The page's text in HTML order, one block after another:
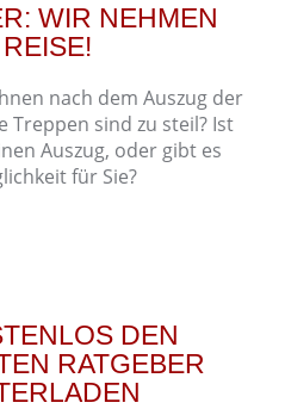
WIR NEHMEN
nach dem Auszug der
Treppen sind zu steil? Ist
Auszug, oder gibt es
für Sie?
DEN
RATGEBER